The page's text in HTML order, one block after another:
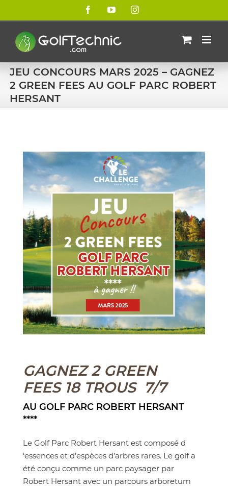
au
contenu
FacebookYouTubeInstagram
JEU CONCOURS MARS 2025 – GAGNEZ
2 GREEN FEES AU GOLF PARC ROBERT
HERSANT
GAGNEZ 2 GREEN
FEES 18 TROUS 7/7
AU GOLF PARC ROBERT HERSANT
****
Le Golf Parc Robert Hersant est composé d
‘essences et d’espèces d’arbres rares. Le golf a
été conçu comme un parc paysager par
Robert Hersant avec un parcours arboretum